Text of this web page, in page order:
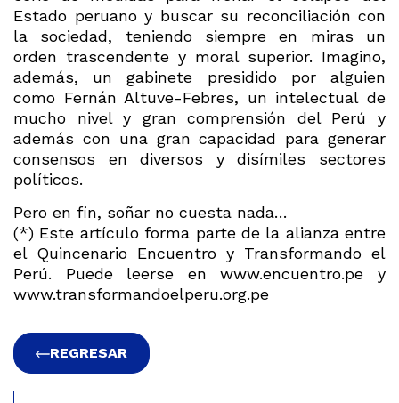
Estado peruano y buscar su reconciliación con
la sociedad, teniendo siempre en miras un
orden trascendente y moral superior. Imagino,
además, un gabinete presidido por alguien
como Fernán Altuve-Febres, un intelectual de
mucho nivel y gran comprensión del Perú y
además con una gran capacidad para generar
consensos en diversos y disímiles sectores
políticos.
Pero en fin, soñar no cuesta nada…
(*) Este artículo forma parte de la alianza entre
el Quincenario Encuentro y Transformando el
Perú. Puede leerse en www.encuentro.pe y
www.transformandoelperu.org.pe
REGRESAR